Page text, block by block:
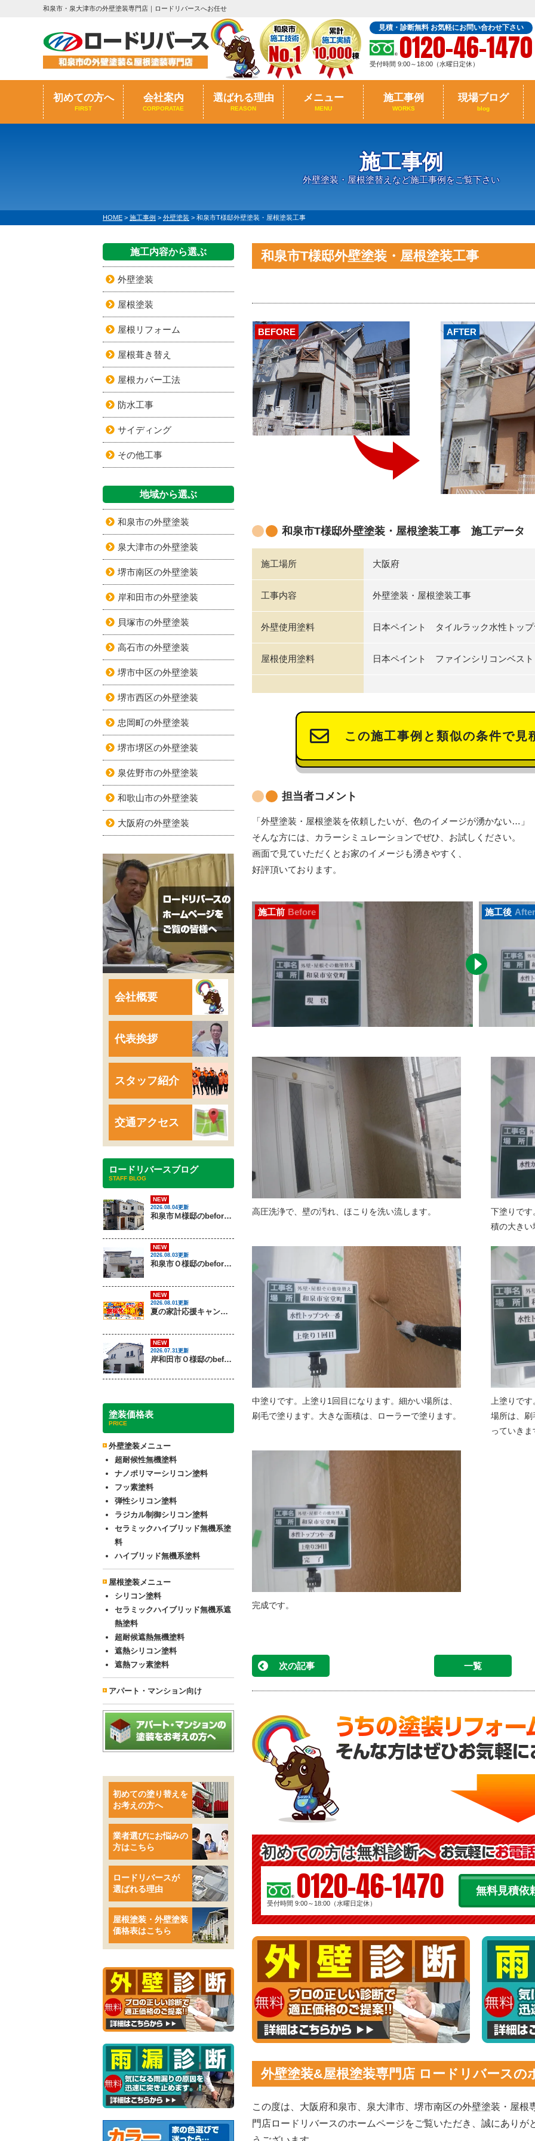
和泉市・泉大津市の外壁塗装専門店｜ロードリバースへお任せ
見積・診断無料 お気軽にお問い合わせ下さい
0120-46-1470
受付時間 9:00～18:00（水曜日定休）
初めての方へ
FIRST
会社案内
CORPORATAE
選ばれる理由
REASON
メニュー
MENU
施工事例
WORKS
現場ブログ
blog
施工事例
外壁塗装・屋根塗替えなど施工事例をご覧下さい
HOME > 施工事例 > 外壁塗装 > 和泉市T様邸外壁塗装・屋根塗装工事
和泉市T様邸外壁塗装・屋根塗装工事
AFTER
BEFORE
和泉市T様邸外壁塗装・屋根塗装工事 施工データ
施工場所 大阪府
工事内容 外壁塗装・屋根塗装工事
外壁使用塗料 日本ペイント タイルラック水性トッ
屋根使用塗料 日本ペイント ファインシリコンベスト
この施工事例と類似の条件で見
担当者コメント
「外壁塗装・屋根塗装を依頼したいが、色のイメージが湧かない…」
そんな方には、カラーシミュレーションでぜひ、お試しください。
画面で見ていただくとお家のイメージも湧きやすく、
好評頂いております。
施工前 Before 施工後 After
高圧洗浄で、壁の汚れ、ほこりを洗い流します。
下塗りです
積の大きい
中塗りです。上塗り1回目になります。細かい場所は、
刷毛で塗ります。大きな面積は、ローラーで塗ります。
上塗りで
場所は、刷
っていきま
完成です。
次の記事 一覧
初めての方は無料診断へ
0120-46-1470
受付時間 9:00～18:00（水曜日定休）
無料見積依
外壁塗装&屋根塗装専門店 ロードリバース
この度は、大阪府和泉市、泉大津市、堺市南区の外壁塗装・屋根
門店ロードリバースのホームページをご覧いただき、誠にありが
施工内容から選ぶ
外壁塗装
屋根塗装
屋根リフォーム
屋根葺き替え
屋根カバー工法
防水工事
サイディング
その他工事
地域から選ぶ
和泉市の外壁塗装
泉大津市の外壁塗装
堺市南区の外壁塗装
岸和田市の外壁塗装
貝塚市の外壁塗装
高石市の外壁塗装
堺市中区の外壁塗装
堺市西区の外壁塗装
忠岡町の外壁塗装
堺市堺区の外壁塗装
泉佐野市の外壁塗装
和歌山市の外壁塗装
大阪府の外壁塗装
会社概要
代表挨拶
スタッフ紹介
交通アクセス
ロードリバースブログ
STAFF BLOG
NEW
2026.08.04更新
和泉市Ｍ様邸のbeforeとafter（外壁塗装・屋根塗装）
NEW
2026.08.03更新
和泉市Ｏ様邸のbeforeとafter（外壁塗装）
NEW
2026.08.01更新
夏の家計応援キャンペーン開催！足場代半額でお得に外壁・屋根塗装を始めるチャンス【8月30日まで】
NEW
2026.07.31更新
岸和田市Ｏ様邸のbeforeとafter（外壁塗装・屋根塗装）
塗装価格表
PRICE
外壁塗装メニュー
超耐候性無機塗料
ナノポリマーシリコン塗料
フッ素塗料
弾性シリコン塗料
ラジカル制御シリコン塗料
セラミックハイブリッド無機系塗
料
ハイブリッド無機系塗料
屋根塗装メニュー
シリコン塗料
セラミックハイブリッド無機系遮
熱塗料
超耐候遮熱無機塗料
遮熱シリコン塗料
遮熱フッ素塗料
アパート・マンション向け
初めての塗り替えを
お考えの方へ
業者選びにお悩みの
方はこちら
ロードリバースが
選ばれる理由
屋根塗装・外壁塗装
価格表はこちら